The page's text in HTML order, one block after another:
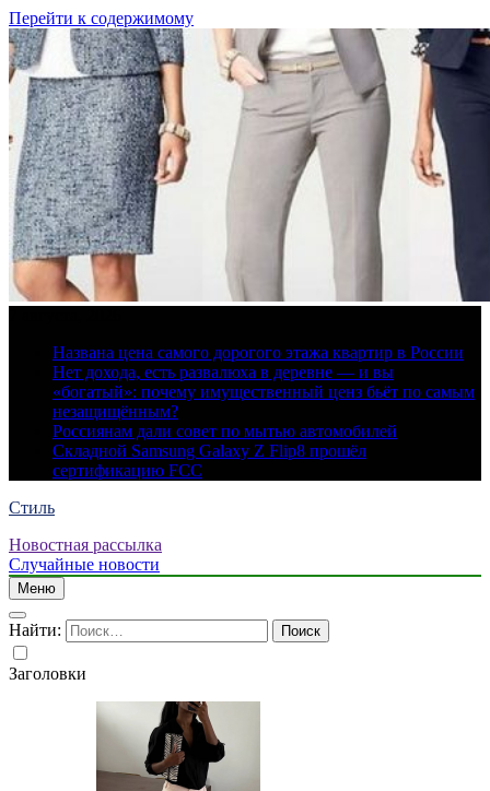
Перейти к содержимому
Названа цена самого дорогого этажа квартир в России
Нет дохода, есть развалюха в деревне — и вы
«богатый»: почему имущественный ценз бьёт по самым
незащищённым?
Россиянам дали совет по мытью автомобилей
Складной Samsung Galaxy Z Flip8 прошёл
сертификацию FCC
Стиль
Новостная рассылка
Случайные новости
Меню
Найти:
Заголовки